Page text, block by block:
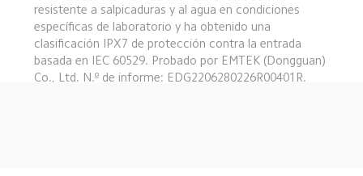
resistente a salpicaduras y al agua en condiciones
específicas de laboratorio y ha obtenido una
clasificación IPX7 de protección contra la entrada
basada en IEC 60529. Probado por EMTEK (Dongguan)
Co., Ltd. N.º de informe: EDG2206280226R00401R.